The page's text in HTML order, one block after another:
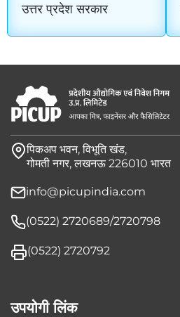
उत्तर प्रदेश सरकार
पिकअप भवन, विभूति खंड,
गोमती नगर, लखनऊ 226010 भारत
info@picupindia.com
(0522) 2720689/2720798
(0522) 2720792
उपयोगी लिंक